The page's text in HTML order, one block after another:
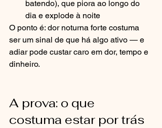
batendo), que piora ao longo do
dia e explode à noite
O ponto é: dor noturna forte costuma
ser um sinal de que há algo ativo — e
adiar pode custar caro em dor, tempo e
dinheiro.
A prova: o que
costuma estar por trás